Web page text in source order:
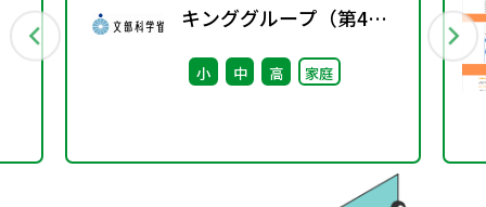
キンググループ（第4
回） 配付資料
小 中 高 家庭